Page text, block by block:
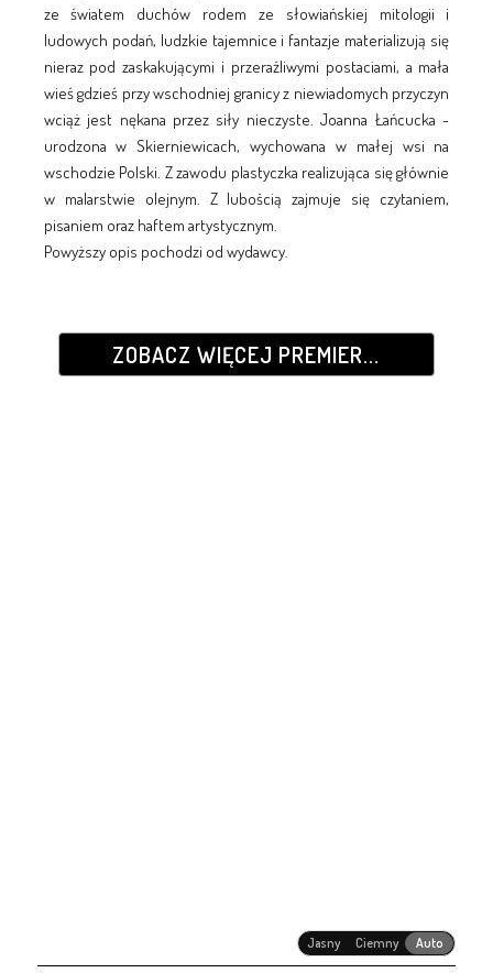
ze światem duchów rodem ze słowiańskiej mitologii i
ludowych podań, ludzkie tajemnice i fantazje materializują się
nieraz pod zaskakującymi i przeraźliwymi postaciami, a mała
wieś gdzieś przy wschodniej granicy z niewiadomych przyczyn
wciąż jest nękana przez siły nieczyste. Joanna Łańcucka -
urodzona w Skierniewicach, wychowana w małej wsi na
wschodzie Polski. Z zawodu plastyczka realizująca się głównie
w malarstwie olejnym. Z lubością zajmuje się czytaniem,
pisaniem oraz haftem artystycznym.
Powyższy opis pochodzi od wydawcy.
ZOBACZ WIĘCEJ PREMIER...
Jasny Ciemny Auto